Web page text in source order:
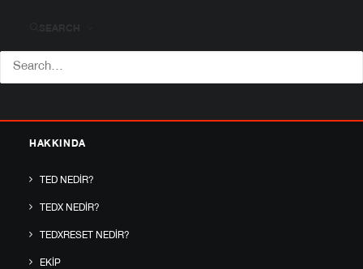
HAKKINDA
TED NEDIR?
TEDX NEDIR?
TEDXRESET NEDIR?
EKIP